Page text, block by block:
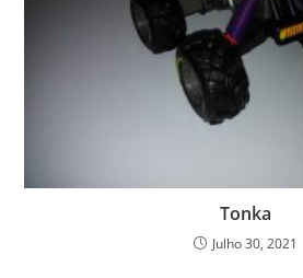
Tonka
Julho 30, 2021